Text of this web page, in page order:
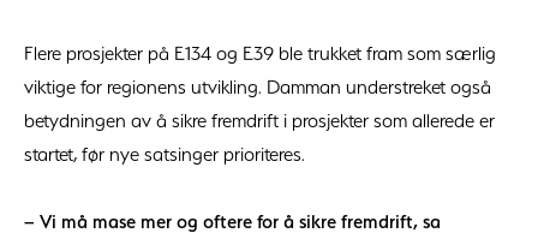
Flere prosjekter på E134 og E39 ble trukket fram som særlig
viktige for regionens utvikling. Damman understreket også
betydningen av å sikre fremdrift i prosjekter som allerede er
startet, før nye satsinger prioriteres.
– Vi må mase mer og oftere for å sikre fremdrift, sa